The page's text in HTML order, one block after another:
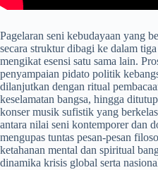
​Pagelaran seni kebudayaan yang
secara struktur dibagi ke dalam
mengikat esensi satu sama lain.
penyampaian pidato politik
dilanjutkan dengan ritual
keselamatan bangsa, hingga
konser musik sufistik yang
antara nilai seni kontemporer dan
mengupas tuntas pesan-pesan
ketahanan mental dan spiritual
dinamika krisis global serta